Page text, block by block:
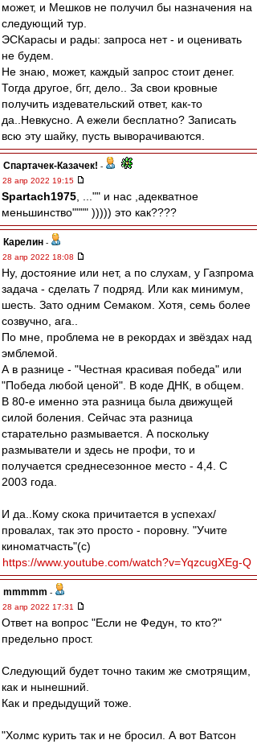
может, и Мешков не получил бы назначения на
следующий тур.
ЭСКарасы и рады: запроса нет - и оценивать
не будем.
Не знаю, может, каждый запрос стоит денег.
Тогда другое, бгг, дело.. За свои кровные
получить издевательский ответ, как-то
да..Невкусно. А ежели бесплатно? Записать
всю эту шайку, пусть выворачиваются.
Спартачек-Казачек! -
28 апр 2022 19:15
Spartach1975 , ..."" и нас ,адекватное
меньшинство"""" ))))) это как????
Карелин -
28 апр 2022 18:08
Ну, достояние или нет, а по слухам, у Газпрома
задача - сделать 7 подряд. Или как минимум,
шесть. Зато одним Семаком. Хотя, семь более
созвучно, ага..
По мне, проблема не в рекордах и звёздах над
эмблемой.
А в разнице - "Честная красивая победа" или
"Победа любой ценой". В коде ДНК, в общем.
В 80-е именно эта разница была движущей
силой боления. Сейчас эта разница
старательно размывается. А поскольку
размыватели и здесь не профи, то и
получается среднесезонное место - 4,4. С
2003 года.
И да..Кому скока причитается в успехах/
провалах, так это просто - поровну. "Учите
киноматчасть"(с)
https://www.youtube.com/watch?v=YqzcugXEg-Q
mmmmm -
28 апр 2022 17:31
Ответ на вопрос "Если не Федун, то кто?"
предельно прост.
Следующий будет точно таким же смотрящим,
как и нынешний.
Как и предыдущий тоже.
"Холмс курить так и не бросил. А вот Ватсон